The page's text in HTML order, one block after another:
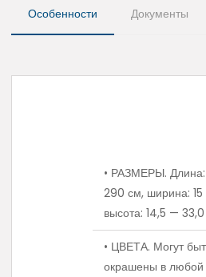
Особенности Документы
• РАЗМЕРЫ.
290 см, ширина:
высота: 14,5 —
• ЦВЕТА. Могут
окрашены в любой